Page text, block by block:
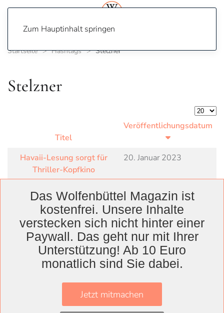
Zum Hauptinhalt springen
Startseite Hashtags Stelzner
Stelzner
Titel
Veröffentlichungsdatum
Havaii-Lesung sorgt für
Thriller-Kopfkino
20. Januar 2023
WolfenbüttelLandkreis
WolfenbüttelLessingtheater Ausstellung
KunstvereinMuseum
Braunschweigische LandschaftHABSchloss
Das Wolfenbüttel Magazin ist
kostenfrei. Unsere Inhalte
verstecken sich nicht hinter einer
Paywall. Das geht nur mit Ihrer
Unterstützung! Ab 10 Euro
monatlich sind Sie dabei.
Jetzt mitmachen